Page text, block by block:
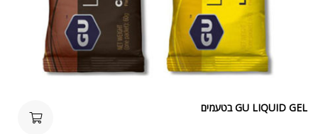
GU LIQUID GEL בטעמים